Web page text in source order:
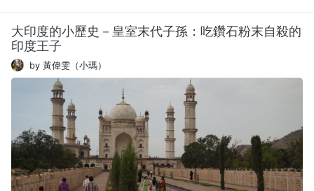
大印度的小歷史－皇室末代子孫：吃鑽石粉末自殺的
印度王子
by 黃偉雯（小瑪）